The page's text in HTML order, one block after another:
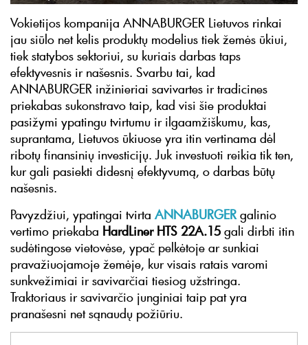
Vokietijos kompanija ANNABURGER Lietuvos rinkai
jau siūlo net kelis produktų modelius tiek žemės ūkiui,
tiek statybos sektoriui, su kuriais darbas taps
efektyvesnis ir našesnis. Svarbu tai, kad
ANNABURGER inžinieriai savivartes ir tradicines
priekabas sukonstravo taip, kad visi šie produktai
pasižymi ypatingu tvirtumu ir ilgaamžiškumu, kas,
suprantama, Lietuvos ūkiuose yra itin vertinama dėl
ribotų finansinių investicijų. Juk investuoti reikia tik ten,
kur gali pasiekti didesnį efektyvumą, o darbas būtų
našesnis.
Pavyzdžiui, ypatingai tvirta ANNABURGERgalinio
vertimo priekaba HardLiner HTS 22A.15 gali dirbti itin
sudėtingose vietovėse, ypač pelkėtoje ar sunkiai
pravažiuojamoje žemėje, kur visais ratais varomi
sunkvežimiai ir savivarčiai tiesiog užstringa.
Traktoriaus ir savivarčio junginiai taip pat yra
pranašesni net sąnaudų požiūriu.